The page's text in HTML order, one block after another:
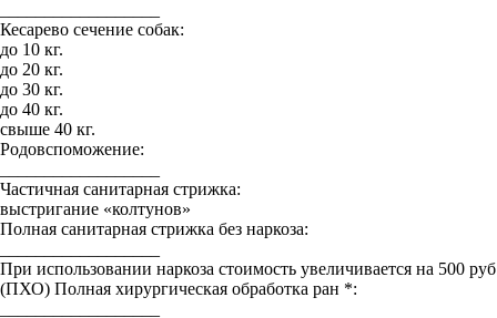
Кесарево сечение собак:
до 10 кг.
до 20 кг.
до 30 кг.
до 40 кг.
свыше 40 кг.
Родовспоможение:
Частичная санитарная стрижка:
выстригание «колтунов»
Полная санитарная стрижка без наркоза:
При использовании наркоза стоимость увеличивается на 500
(ПХО) Полная хирургическая обработка ран *: